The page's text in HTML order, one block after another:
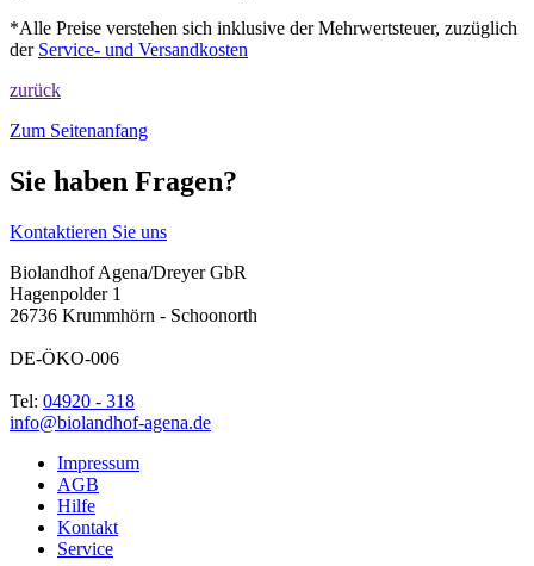
*Alle Preise verstehen sich inklusive der Mehrwertsteuer, zuzüglich
der Service- und Versandkosten
zurück
Zum Seitenanfang
Sie haben Fragen?
Kontaktieren Sie uns
Biolandhof Agena/Dreyer GbR
Hagenpolder 1
26736 Krummhörn - Schoonorth
DE-ÖKO-006
Tel: 04920 - 318
info@biolandhof-agena.de
Impressum
AGB
Hilfe
Kontakt
Service